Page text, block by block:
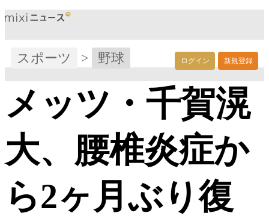
ログイン 新規登録
スポーツ > 野球
メッツ・千賀滉
大、腰椎炎症か
ら2ヶ月ぶり復